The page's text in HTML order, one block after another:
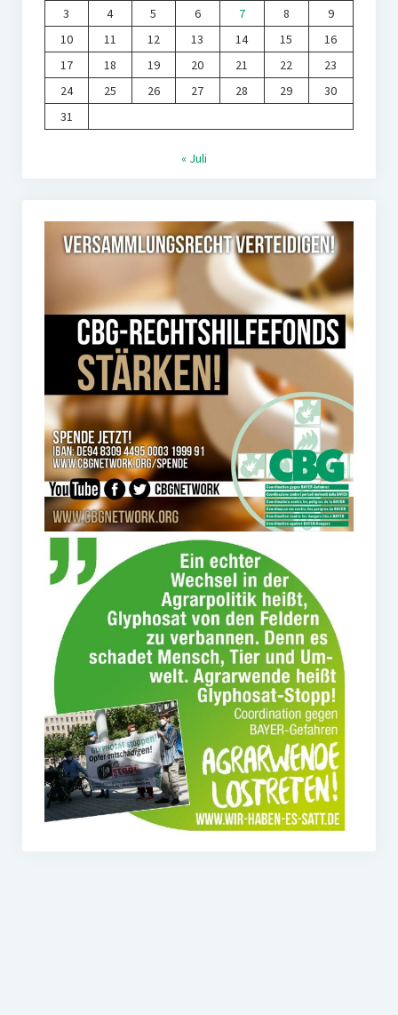
3 4 5 6 7 8
9
10
11 12 13 14 15
16
17
18 19 20 21 22
23
24
25 26 27 28 29
30
31
« Juli